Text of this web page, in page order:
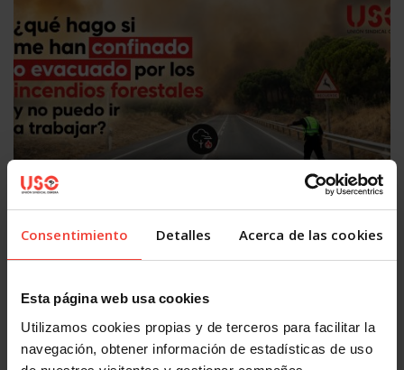
Consentimiento Detalles Acerca de las cookies
Esta página web usa cookies
Utilizamos cookies propias y de terceros para facilitar la
navegación, obtener información de estadísticas de uso
Acción Sindical
USOTeInforma sobre tus derechos laborales ante los
27 JULIO, 2026